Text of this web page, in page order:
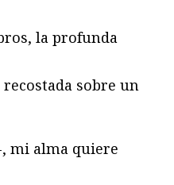
la profunda
sobre un
mi alma quiere